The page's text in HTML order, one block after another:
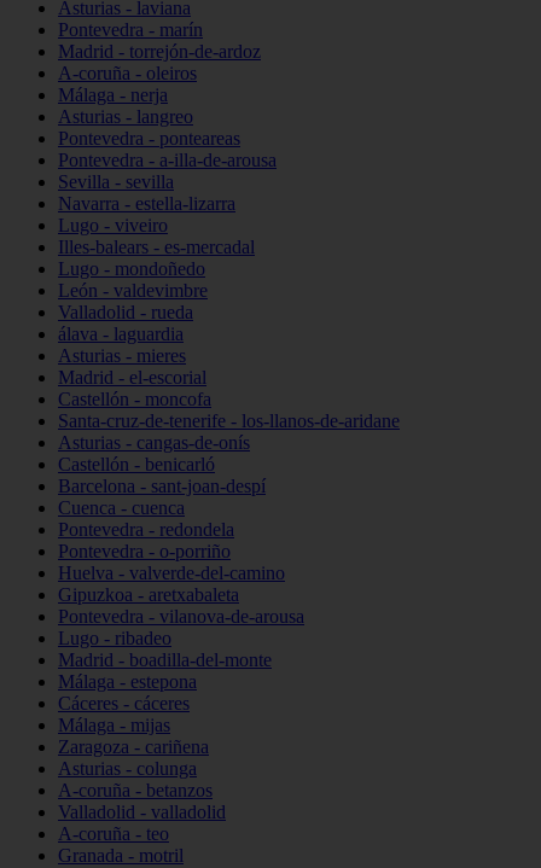
Asturias - laviana
Pontevedra - marín
Madrid - torrejón-de-ardoz
A-coruña - oleiros
Málaga - nerja
Asturias - langreo
Pontevedra - ponteareas
Pontevedra - a-illa-de-arousa
Sevilla - sevilla
Navarra - estella-lizarra
Lugo - viveiro
Illes-balears - es-mercadal
Lugo - mondoñedo
León - valdevimbre
Valladolid - rueda
álava - laguardia
Asturias - mieres
Madrid - el-escorial
Castellón - moncofa
Santa-cruz-de-tenerife - los-llanos-de-aridane
Asturias - cangas-de-onís
Castellón - benicarló
Barcelona - sant-joan-despí
Cuenca - cuenca
Pontevedra - redondela
Pontevedra - o-porriño
Huelva - valverde-del-camino
Gipuzkoa - aretxabaleta
Pontevedra - vilanova-de-arousa
Lugo - ribadeo
Madrid - boadilla-del-monte
Málaga - estepona
Cáceres - cáceres
Málaga - mijas
Zaragoza - cariñena
Asturias - colunga
A-coruña - betanzos
Valladolid - valladolid
A-coruña - teo
Granada - motril